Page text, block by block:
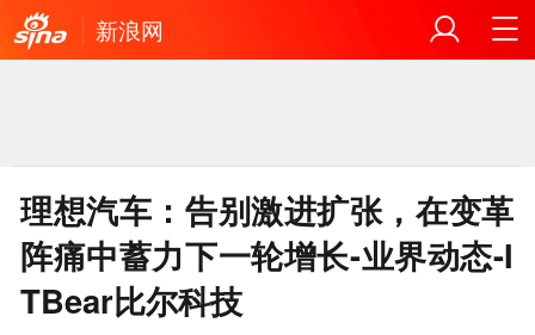
新浪网
理想汽车：告别激进扩张，在变革
阵痛中蓄力下一轮增长-业界动态-I
TBear比尔科技